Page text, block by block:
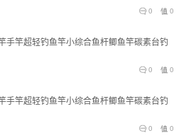
0
0
手竿超轻钓鱼竿小综合鱼杆鲫鱼竿碳素台钓
0
0
手竿超轻钓鱼竿小综合鱼杆鲫鱼竿碳素台钓
0
0